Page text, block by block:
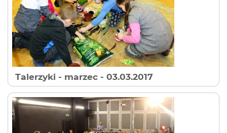
Talerzyki - marzec - 03.03.2017